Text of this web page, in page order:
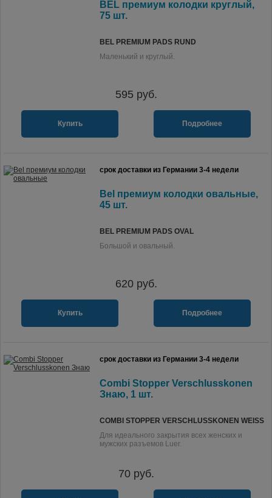
BEL премиум колодки круглый,
75 шт.
BEL PREMIUM PADS RUND
Маленький и круглый.
595 руб.
Купить Подробнее
срок доставки из Германии 3-4 недели
Bel премиум колодки овальные,
45 шт.
BEL PREMIUM PADS OVAL
Большой и овальный.
620руб.
Купить Подробнее
срок доставки из Германии 3-4 недели
Combi Stopper Verschlusskonen
Знаю, 1 шт.
COMBI STOPPER VERSCHLUSSKONEN WEISS
Для идеального закрытия всех женских и
мужских разъемов Luer.
70руб.